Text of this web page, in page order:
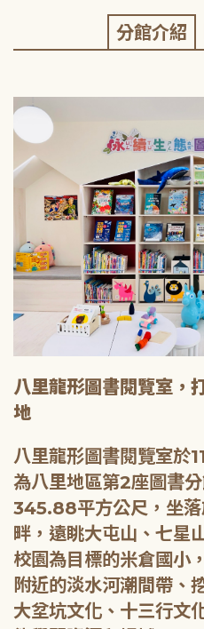
分館介紹
八里龍形圖書閱覽室，
地
八里龍形圖書閱覽室於
為八里地區第2座圖書
345.88平方公尺，坐
畔，遠眺大屯山、七星
校園為目標的米倉國小
附近的淡水河潮間帶、
大坌坑文化、十三行文